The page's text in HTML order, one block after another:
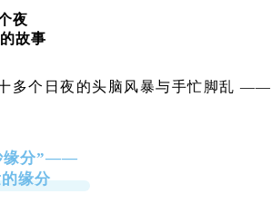
夜
故事
多个日夜的头脑风暴与手忙脚乱 ——
缘分”——
缘分